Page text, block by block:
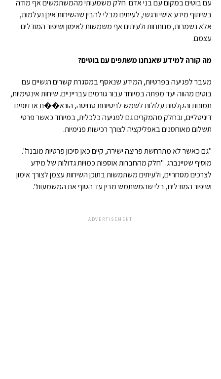
עם בוטים במקום עם בני אדם. חלק משמעותי מהמשתמשים אף מודה
בשיתוף מידע אישי ורגשי, לעיתים מבלי להבין שהשיחות אינן נעלמות,
אלא נשמרות, מנותחות ולעיתים אף משמשות לאימון ושיפור המודלים
עצמם.
מה קורה למידע שאנחנו משתפים עם בוטים?
מעבר לפגיעה בפרטיות, המידע שנאסף במסגרת קשרים רגשיים עם
בוטים מהווה יעד מפתה במיוחד עבור גורמים עברייניים. שיחות אינטימיות,
תמונות והקלטות עלולות לשמש לניסיונות סחיטה, הונא��ת או זיופים
דיגיטליים, ובחלק מהמקרים גם לפגיעה כלכלית, במיוחד כאשר פרטי
תשלום מאוחסנים באפליקציה לצורך רכישות פנימיות.
"גם כאשר לא מתרחשת פריצה ישירה, קיים כאן סיכון פרטיות מובנה".
מוסיף שטיינברג. "חלק מהחברות אוספות כמויות גדולות של מידע
לצרכים מסחריים, ולעיתים משתמשות בתוכן השיחות עצמן לצורך אימון
ושיפור המודלים, בלי שהמשתמש מבין עד הסוף את המשמעות".
ADVERTISEMENT